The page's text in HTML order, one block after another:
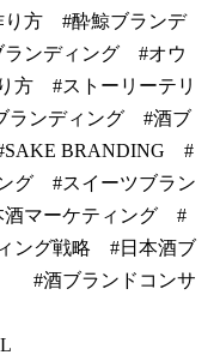
方 #酔鯨ブランデ
ンディング #オウ
方 #ストーリーテリ
ランディング #酒ブ
BRANDING #
グ #スイーツブラン
マーケティング #
ング戦略 #日本酒ブ
#酒ブランドコンサ